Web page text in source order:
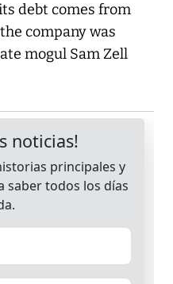
debt comes from
company was
mogul Sam Zell